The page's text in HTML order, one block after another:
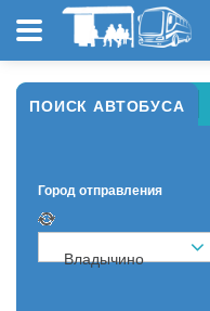
ПОИСК АВТОБУСА
Город отправления
Владычино